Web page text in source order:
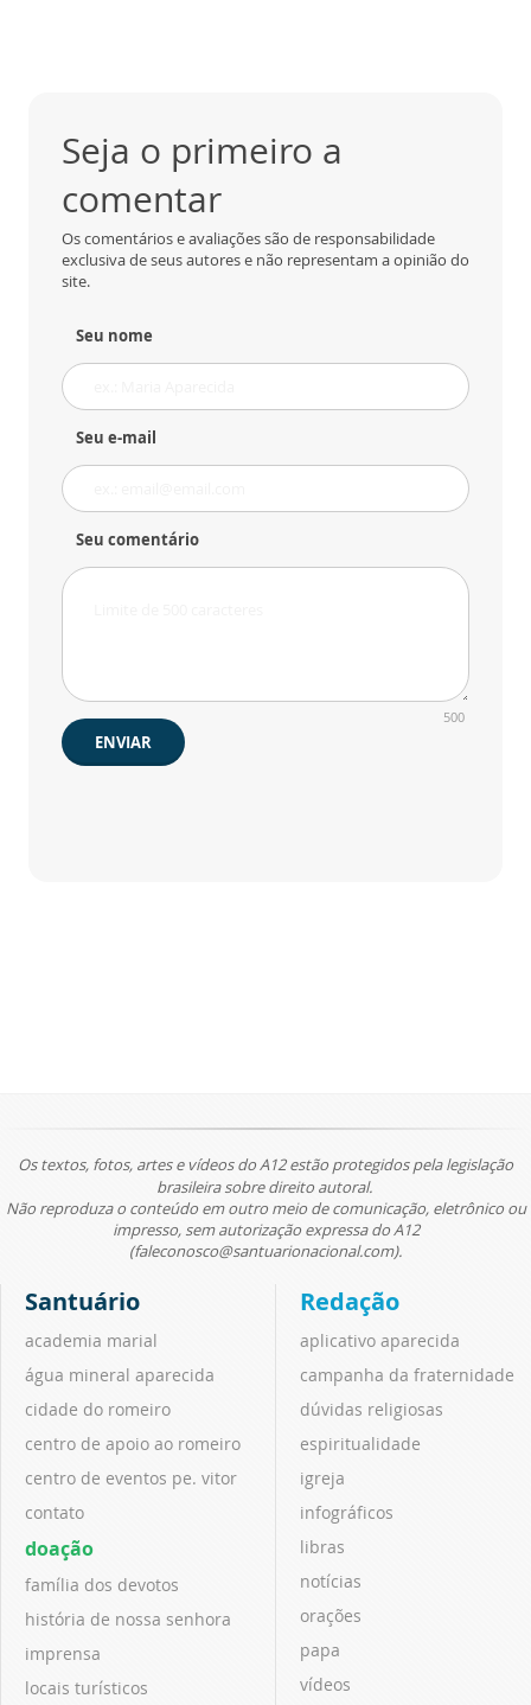
Seja o primeiro a
comentar
Os comentários e avaliações são de responsabilidade
exclusiva de seus autores e não representam a opinião do
site.
Seu nome
Seu e-mail
Seu comentário
500
ENVIAR
Os textos, fotos, artes e vídeos do A12 estão protegidos pela legislação
brasileira sobre direito autoral.
Não reproduza o conteúdo em outro meio de comunicação, eletrônico ou
impresso, sem autorização expressa do A12
(faleconosco@santuarionacional.com).
Santuário
academia marial
água mineral aparecida
cidade do romeiro
centro de apoio ao romeiro
centro de eventos pe. vitor
contato
doação
família dos devotos
história de nossa senhora
imprensa
locais turísticos
Redação
aplicativo aparecida
campanha da fraternidade
dúvidas religiosas
espiritualidade
igreja
infográficos
libras
notícias
orações
papa
vídeos